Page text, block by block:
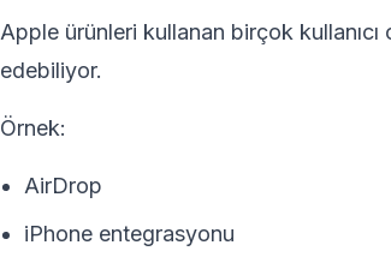
Apple ürünleri kullanan birçok kullanıcı
edebiliyor.
Örnek:
AirDrop
iPhone entegrasyonu